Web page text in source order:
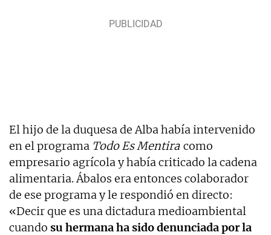
El hijo de la duquesa de Alba había intervenido
en el programa Todo Es Mentira como
empresario agrícola y había criticado la cadena
alimentaria. Ábalos era entonces colaborador
de ese programa y le respondió en directo:
«Decir que es una dictadura medioambiental
cuando su hermana ha sido denunciada por la